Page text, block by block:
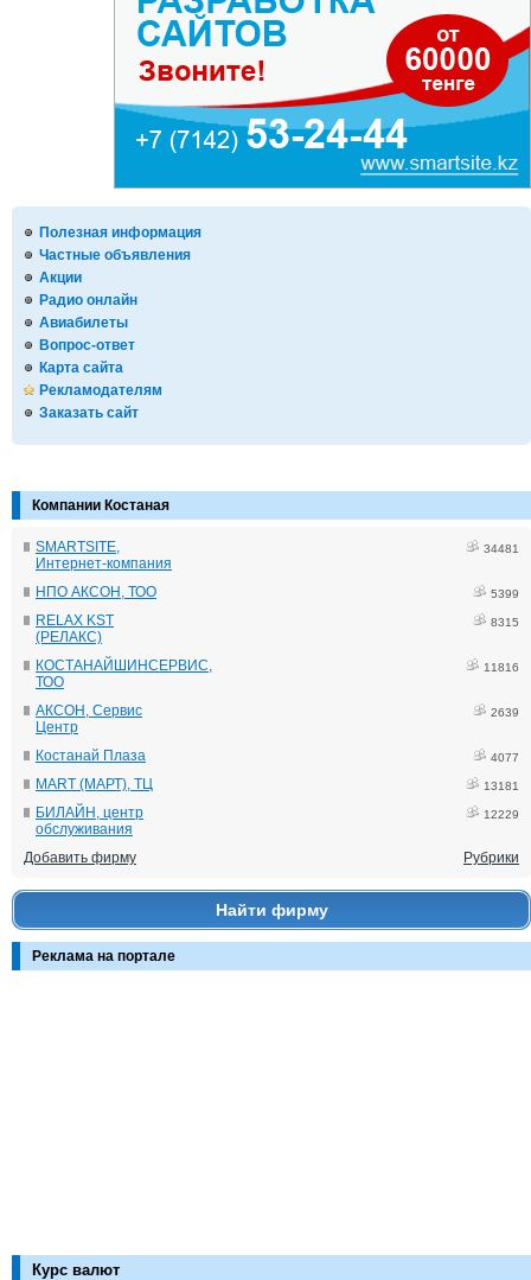
Полезная информация
Частные объявления
Акции
Радио онлайн
Авиабилеты
Вопрос-ответ
Карта сайта
Рекламодателям
Заказать сайт
Компании Костаная
SMARTSITE,
Интернет-компания
34481
НПО АКСОН, ТОО 5399
RELAX KST
(РЕЛАКС)
8315
КОСТАНАЙШИНСЕРВИС,
ТОО
11816
АКСОН, Сервис
Центр
2639
Костанай Плаза 4077
MART (МАРТ), ТЦ 13181
БИЛАЙН, центр
обслуживания
12229
Добавить фирму Рубрики
Найти фирму
Реклама на портале
Курс валют